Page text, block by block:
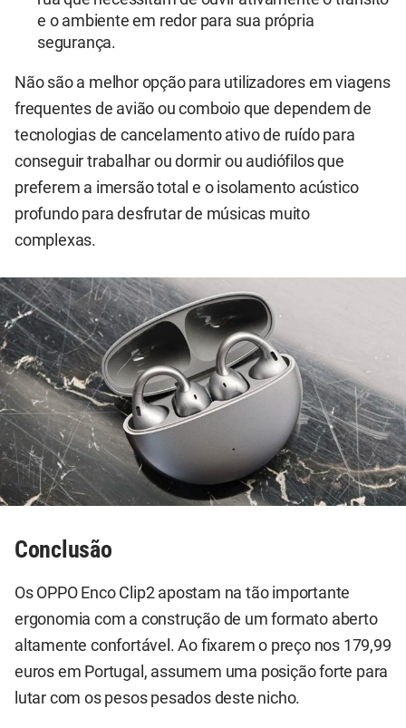
e o ambiente em redor para sua própria
segurança.
Não são a melhor opção para utilizadores em viagens
frequentes de avião ou comboio que dependem de
tecnologias de cancelamento ativo de ruído para
conseguir trabalhar ou dormir ou audiófilos que
preferem a imersão total e o isolamento acústico
profundo para desfrutar de músicas muito
complexas.
Conclusão
Os OPPO Enco Clip2 apostam na tão importante
ergonomia com a construção de um formato aberto
altamente confortável. Ao fixarem o preço nos 179,99
euros em Portugal, assumem uma posição forte para
lutar com os pesos pesados deste nicho.